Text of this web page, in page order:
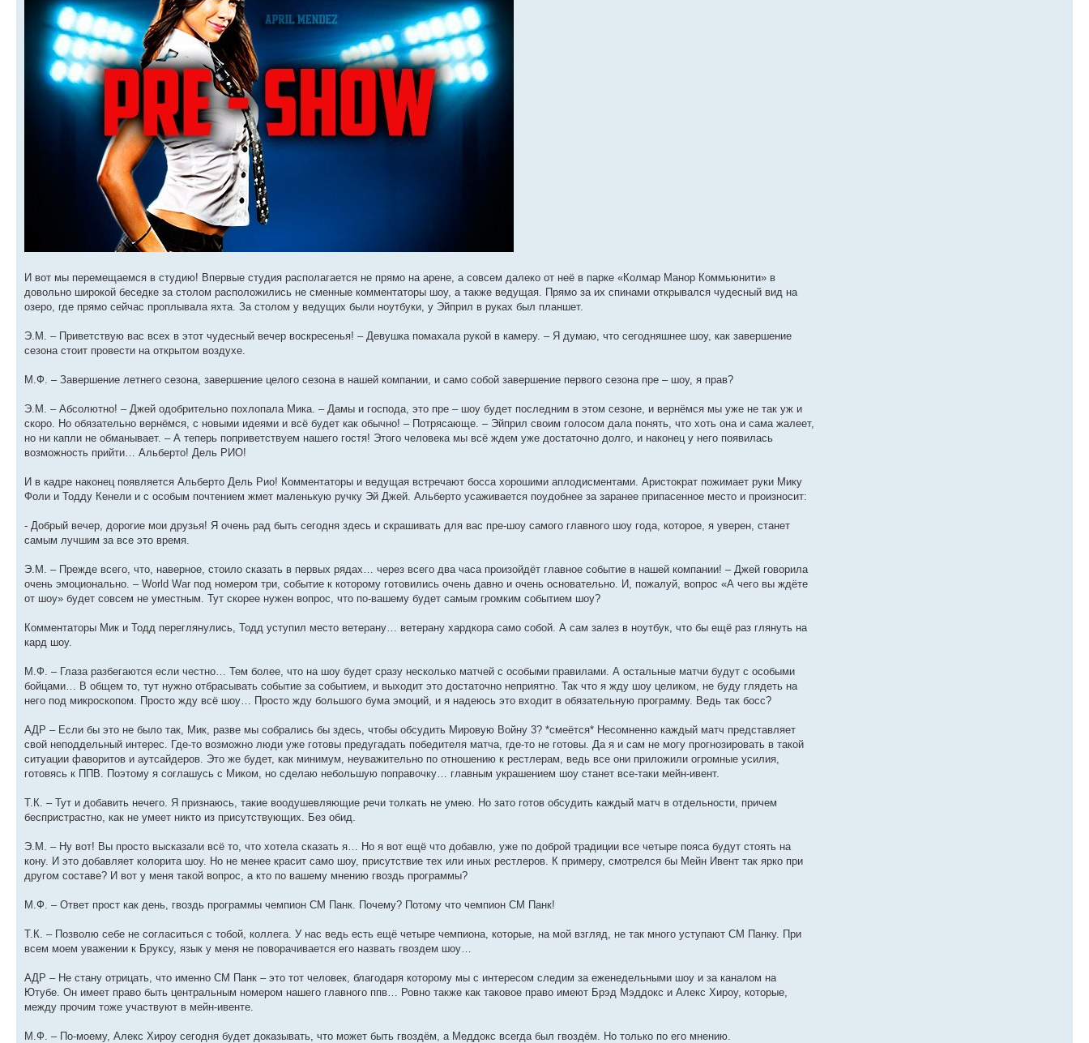
И вот мы перемещаемся в студию! Впервые студия располагается не прямо на арене, а совсем далеко от неё в парке «Колмар Манор Коммьюнити» в
довольно широкой беседке за столом расположились не сменные комментаторы шоу, а также ведущая. Прямо за их спинами открывался чудесный вид на
озеро, где прямо сейчас проплывала яхта. За столом у ведущих были ноутбуки, у Эйприл в руках был планшет.
Э.М. – Приветствую вас всех в этот чудесный вечер воскресенья! – Девушка помахала рукой в камеру. – Я думаю, что сегодняшнее шоу, как завершение
сезона стоит провести на открытом воздухе.
М.Ф. – Завершение летнего сезона, завершение целого сезона в нашей компании, и само собой завершение первого сезона пре – шоу, я прав?
Э.М. – Абсолютно! – Джей одобрительно похлопала Мика. – Дамы и господа, это пре – шоу будет последним в этом сезоне, и вернёмся мы уже не так уж и
скоро. Но обязательно вернёмся, с новыми идеями и всё будет как обычно! – Потрясающе. – Эйприл своим голосом дала понять, что хоть она и сама жалеет,
но ни капли не обманывает. – А теперь поприветствуем нашего гостя! Этого человека мы всё ждем уже достаточно долго, и наконец у него появилась
возможность прийти… Альберто! Дель РИО!
И в кадре наконец появляется Альберто Дель Рио! Комментаторы и ведущая встречают босса хорошими аплодисментами. Аристократ пожимает руки Мику
Фоли и Тодду Кенели и с особым почтением жмет маленькую ручку Эй Джей. Альберто усаживается поудобнее за заранее припасенное место и произносит:
- Добрый вечер, дорогие мои друзья! Я очень рад быть сегодня здесь и скрашивать для вас пре-шоу самого главного шоу года, которое, я уверен, станет
самым лучшим за все это время.
Э.М. – Прежде всего, что, наверное, стоило сказать в первых рядах… через всего два часа произойдёт главное событие в нашей компании! – Джей говорила
очень эмоционально. – World War под номером три, событие к которому готовились очень давно и очень основательно. И, пожалуй, вопрос «А чего вы ждёте
от шоу» будет совсем не уместным. Тут скорее нужен вопрос, что по-вашему будет самым громким событием шоу?
Комментаторы Мик и Тодд переглянулись, Тодд уступил место ветерану… ветерану хардкора само собой. А сам залез в ноутбук, что бы ещё раз глянуть на
кард шоу.
М.Ф. – Глаза разбегаются если честно… Тем более, что на шоу будет сразу несколько матчей с особыми правилами. А остальные матчи будут с особыми
бойцами… В общем то, тут нужно отбрасывать событие за событием, и выходит это достаточно неприятно. Так что я жду шоу целиком, не буду глядеть на
него под микроскопом. Просто жду всё шоу… Просто жду большого бума эмоций, и я надеюсь это входит в обязательную программу. Ведь так босс?
АДР – Если бы это не было так, Мик, разве мы собрались бы здесь, чтобы обсудить Мировую Войну 3? *смеётся* Несомненно каждый матч представляет
свой неподдельный интерес. Где-то возможно люди уже готовы предугадать победителя матча, где-то не готовы. Да я и сам не могу прогнозировать в такой
ситуации фаворитов и аутсайдеров. Это же будет, как минимум, неуважительно по отношению к рестлерам, ведь все они приложили огромные усилия,
готовясь к ППВ. Поэтому я соглашусь с Миком, но сделаю небольшую поправочку… главным украшением шоу станет все-таки мейн-ивент.
Т.К. – Тут и добавить нечего. Я признаюсь, такие воодушевляющие речи толкать не умею. Но зато готов обсудить каждый матч в отдельности, причем
беспристрастно, как не умеет никто из присутствующих. Без обид.
Э.М. – Ну вот! Вы просто высказали всё то, что хотела сказать я… Но я вот ещё что добавлю, уже по доброй традиции все четыре пояса будут стоять на
кону. И это добавляет колорита шоу. Но не менее красит само шоу, присутствие тех или иных рестлеров. К примеру, смотрелся бы Мейн Ивент так ярко при
другом составе? И вот у меня такой вопрос, а кто по вашему мнению гвоздь программы?
М.Ф. – Ответ прост как день, гвоздь программы чемпион СМ Панк. Почему? Потому что чемпион СМ Панк!
Т.К. – Позволю себе не согласиться с тобой, коллега. У нас ведь есть ещё четыре чемпиона, которые, на мой взгляд, не так много уступают СМ Панку. При
всем моем уважении к Бруксу, язык у меня не поворачивается его назвать гвоздем шоу…
АДР – Не стану отрицать, что именно СМ Панк – это тот человек, благодаря которому мы с интересом следим за еженедельными шоу и за каналом на
Ютубе. Он имеет право быть центральным номером нашего главного ппв… Ровно также как таковое право имеют Брэд Мэддокс и Алекс Хироу, которые,
между прочим тоже участвуют в мейн-ивенте.
М.Ф. – По-моему, Алекс Хироу сегодня будет доказывать, что может быть гвоздём, а Меддокс всегда был гвоздём. Но только по его мнению.